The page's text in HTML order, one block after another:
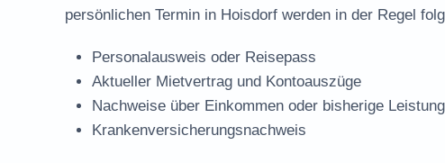
persönlichen Termin in Hoisdorf werden in der Regel
Personalausweis oder Reisepass
Aktueller Mietvertrag und Kontoauszüge
Nachweise über Einkommen oder bisherige
Krankenversicherungsnachweis